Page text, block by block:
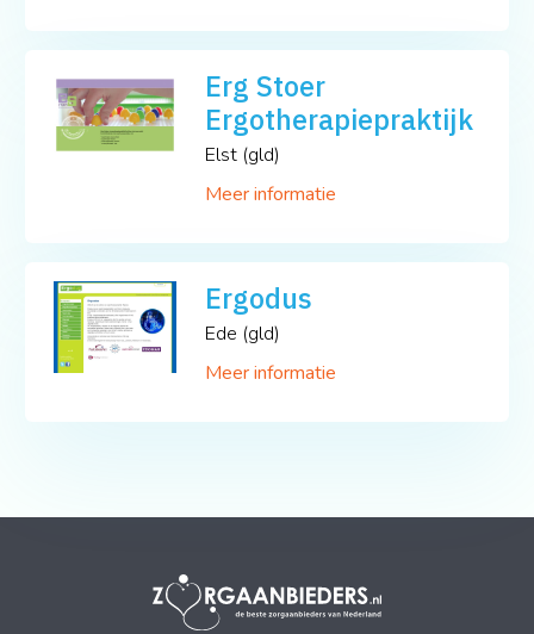
Erg Stoer
Ergotherapiepraktijk
Elst (gld)
Meer informatie
Ergodus
Ede (gld)
Meer informatie